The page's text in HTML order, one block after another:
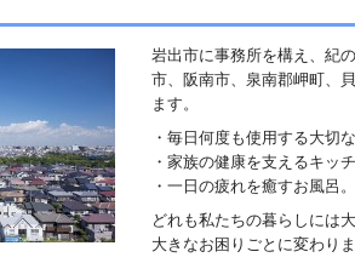
岩出市に事務所を構え、紀
市、阪南市、泉南郡岬町、
ます。
・毎日何度も使用する大切
・家族の健康を支えるキッ
・一日の疲れを癒すお風呂。
どれも私たちの暮らしには
大きなお困りごとに変わり